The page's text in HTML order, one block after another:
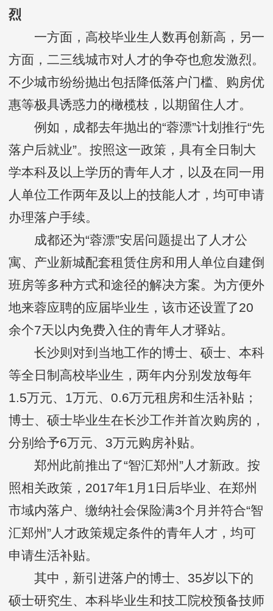
烈
一方面，高校毕业生人数再创新高，另一
方面，二三线城市对人才的争夺也愈发激烈。
不少城市纷纷抛出包括降低落户门槛、购房优
惠等极具诱惑力的橄榄枝，以期留住人才。
例如，成都去年抛出的“蓉漂”计划推行“先
落户后就业”。按照这一政策，具有全日制大
学本科及以上学历的青年人才，以及在同一用
人单位工作两年及以上的技能人才，均可申请
办理落户手续。
成都还为“蓉漂”安居问题提出了人才公
寓、产业新城配套租赁住房和用人单位自建倒
班房等多种方式和途径的解决方案。为方便外
地来蓉应聘的应届毕业生，该市还设置了20
余个7天以内免费入住的青年人才驿站。
长沙则对到当地工作的博士、硕士、本科
等全日制高校毕业生，两年内分别发放每年
1.5万元、1万元、0.6万元租房和生活补贴；
博士、硕士毕业生在长沙工作并首次购房的，
分别给予6万元、3万元购房补贴。
郑州此前推出了“智汇郑州”人才新政。按
照相关政策，2017年1月1日后毕业、在郑州
市域内落户、缴纳社会保险满3个月并符合“智
汇郑州”人才政策规定条件的青年人才，均可
申请生活补贴。
其中，新引进落户的博士、35岁以下的
硕士研究生、本科毕业生和技工院校预备技师